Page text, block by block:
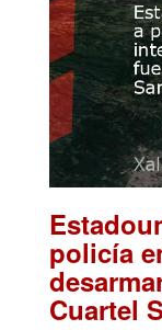
policía
Cuartel